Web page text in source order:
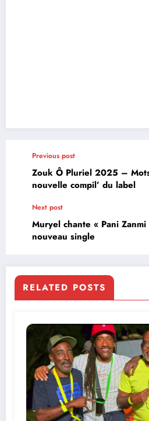
Previous post
Zouk Ô Pluriel 2025 –
nouvelle compil’ du label
Next post
Muryel chante « Pani Zanmi
nouveau single
RELATED POSTS